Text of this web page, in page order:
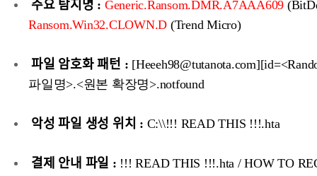
주요 탐지명 : Generic.Ransom.DMR.A7AAA609
Ransom.Win32.CLOWN.D (Trend Micro)
파일 암호화 패턴 :
파일명>.<원본 확장명>.notfound
악성 파일 생성 위치 : C:\\!!! READ THIS !!!.hta
결제 안내 파일 : !!! READ THIS !!!.hta / HOW TO